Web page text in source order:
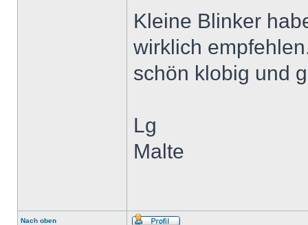
Kleine Blinker
wirklich
schön klobig und
Lg
Malte
Nach oben